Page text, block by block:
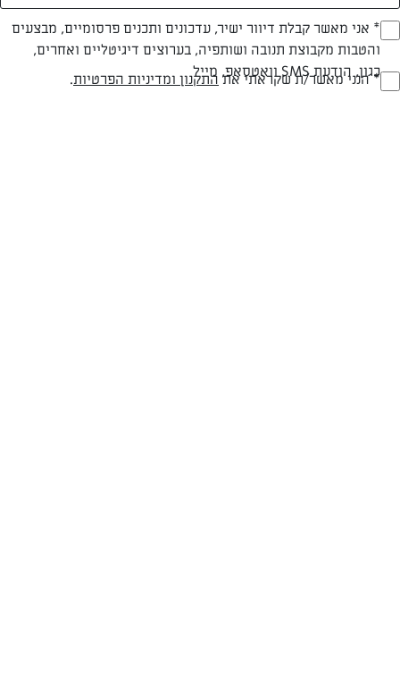
(חובה)* אני מאשר קבלת דיוור ישיר, עדכונים ותכנים פרסומיים, מבצעים
והטבות מקבוצת תנובה ושותפיה, בערוצים דיגיטליים ואחרים,
כגון, הודעת SMS וואטסאפ, מייל(חובה)* הנני מאשר/ת שקראתי את התקנון ומדיניות הפרטיות.